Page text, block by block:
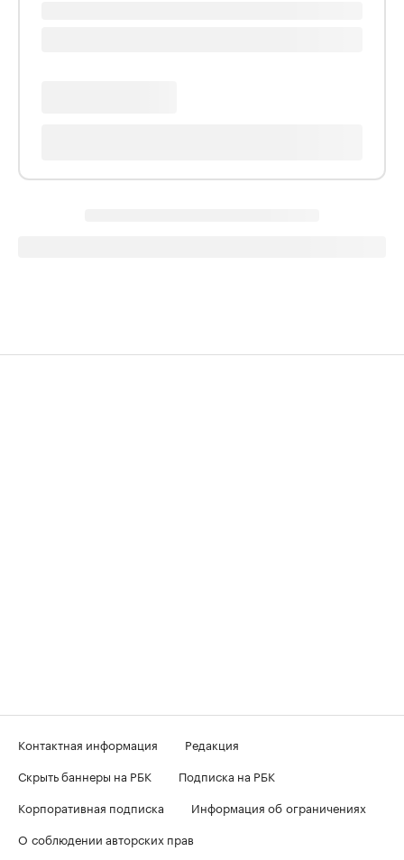
Контактная информация
Редакция
Скрыть баннеры на РБК
Подписка на РБК
Корпоративная подписка
Информация об ограничениях
О соблюдении авторских прав